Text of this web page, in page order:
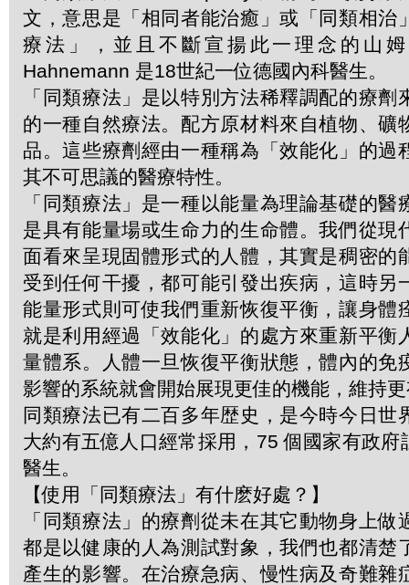
文，意思是「相同者能治癒」或「同類相治
療法」，並且不斷宣揚此一理念的山
Hahnemann 是18世紀一位德國內科醫生。
「同類療法」是以特別方法稀釋調配的療劑
的一種自然療法。配方原材料來自植物、礦
品。這些療劑經由一種稱為「效能化」的過
其不可思議的醫療特性。
「同類療法」是一種以能量為理論基礎的醫
是具有能量場或生命力的生命體。我們從現
面看來呈現固體形式的人體，其實是稠密的
受到任何干擾，都可能引發出疾病，這時另
能量形式則可使我們重新恢復平衡，讓身體
就是利用經過「效能化」的處方來重新平衡
量體系。人體一旦恢復平衡狀態，體內的免
影響的系統就會開始展現更佳的機能，維持
同類療法已有二百多年歴史，是今時今日世
大約有五億人口經常採用，75 個國家有政府
醫生。
【使用「同類療法」有什麽好處？】
「同類療法」的療劑從未在其它動物身上做
都是以健康的人為測試對象，我們也都清楚
產生的影響。在治療急病、慢性病及奇難雜